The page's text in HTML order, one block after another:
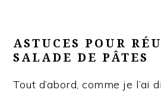
ASTUCES POUR
SALADE DE PÂTES
Tout d’abord, comme je l’ai